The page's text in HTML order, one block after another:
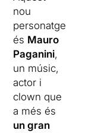
nou
personatge
és Mauro
Paganini,
un músic,
actor i
clown que
a més és
un gran